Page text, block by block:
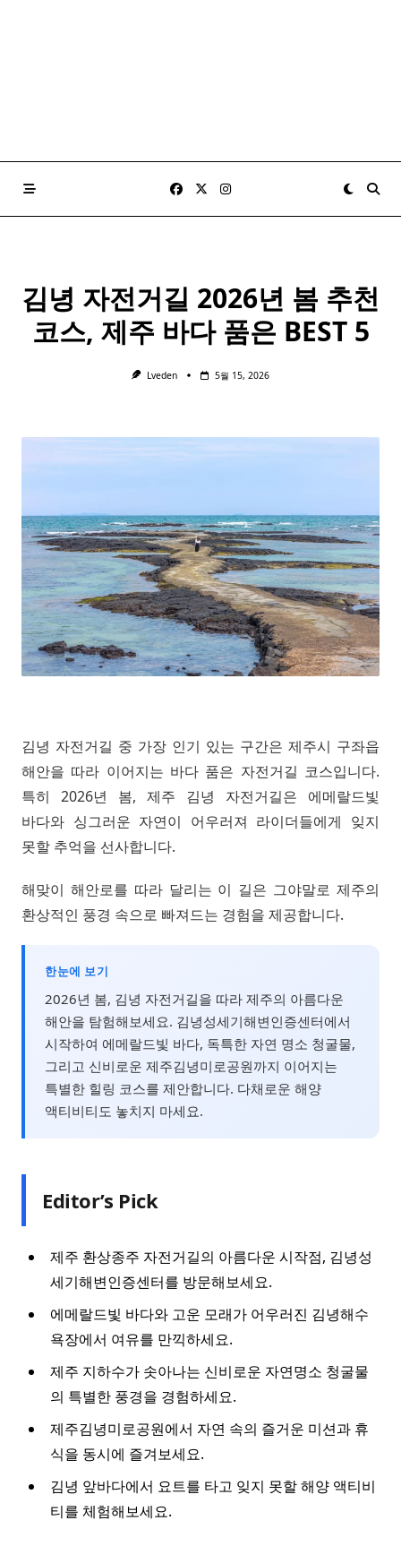
김녕 자전거길 2026년 봄 추천
코스, 제주 바다 품은 BEST 5
Lveden 5월 15, 2026
김녕 자전거길 중 가장 인기 있는 구간은 제주시 구좌읍
해안을 따라 이어지는 바다 품은 자전거길 코스입니다.
특히 2026년 봄, 제주 김녕 자전거길은 에메랄드빛
바다와 싱그러운 자연이 어우러져 라이더들에게 잊지
못할 추억을 선사합니다.
해맞이 해안로를 따라 달리는 이 길은 그야말로 제주의
환상적인 풍경 속으로 빠져드는 경험을 제공합니다.
한눈에 보기
2026년 봄, 김녕 자전거길을 따라 제주의 아름다운
해안을 탐험해보세요. 김녕성세기해변인증센터에서
시작하여 에메랄드빛 바다, 독특한 자연 명소 청굴물,
그리고 신비로운 제주김녕미로공원까지 이어지는
특별한 힐링 코스를 제안합니다. 다채로운 해양
액티비티도 놓치지 마세요.
Editor’s Pick
제주 환상종주 자전거길의 아름다운 시작점, 김녕성
세기해변인증센터를 방문해보세요.
에메랄드빛 바다와 고운 모래가 어우러진 김녕해수
욕장에서 여유를 만끽하세요.
제주 지하수가 솟아나는 신비로운 자연명소 청굴물
의 특별한 풍경을 경험하세요.
제주김녕미로공원에서 자연 속의 즐거운 미션과 휴
식을 동시에 즐겨보세요.
김녕 앞바다에서 요트를 타고 잊지 못할 해양 액티비
티를 체험해보세요.